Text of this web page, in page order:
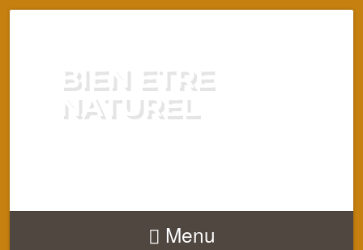
BIEN ETRE
NATUREL
Menu